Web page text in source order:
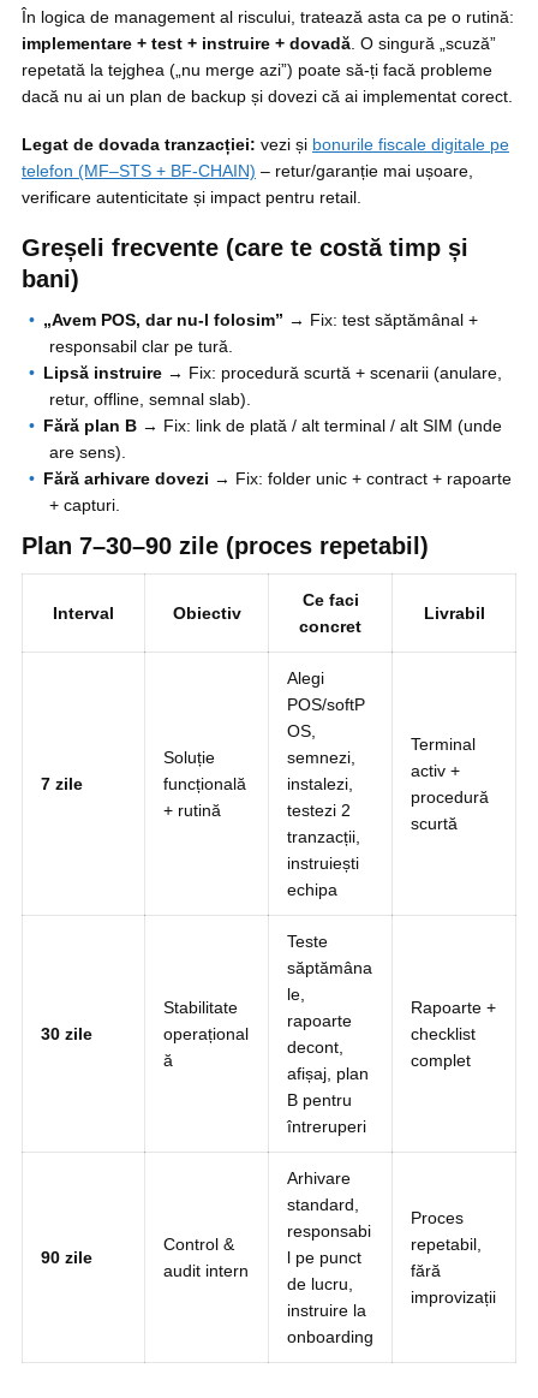
În logica de management al riscului, tratează asta ca pe o rutină:
implementare + test + instruire + dovadă. O singură „scuză”
repetată la tejghea („nu merge azi”) poate să-ți facă probleme
dacă nu ai un plan de backup și dovezi că ai implementat corect.
Legat de dovada tranzacției: vezi și bonurile fiscale digitale pe
telefon (MF–STS + BF-CHAIN) – retur/garanție mai ușoare,
verificare autenticitate și impact pentru retail.
Greșeli frecvente (care te costă timp și
bani)
„Avem POS, dar nu-l folosim” → Fix: test săptămânal +
responsabil clar pe tură.
Lipsă instruire → Fix: procedură scurtă + scenarii (anulare,
retur, offline, semnal slab).
Fără plan B → Fix: link de plată / alt terminal / alt SIM (unde
are sens).
Fără arhivare dovezi → Fix: folder unic + contract + rapoarte
+ capturi.
Plan 7–30–90 zile (proces repetabil)
Interval Obiectiv
Ce faci
concret
Livrabil
7 zile
Soluție
funcțională
+ rutină
Alegi
POS/softP
OS,
semnezi,
instalezi,
testezi 2
tranzacții,
instruiești
echipa
Terminal
activ +
procedură
scurtă
30 zile
Stabilitate
operațional
ă
Teste
săptămâna
le,
rapoarte
decont,
afișaj, plan
B pentru
întreruperi
Rapoarte +
checklist
complet
90 zile
Control &
audit intern
Arhivare
standard,
responsabi
l pe punct
de lucru,
instruire la
onboarding
Proces
repetabil,
fără
improvizații